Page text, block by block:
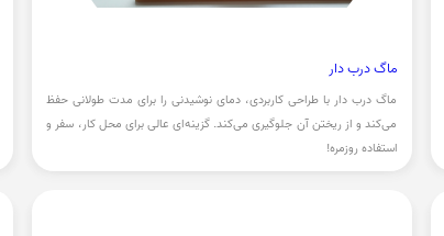
ماگ درب دار
ماگ درب دار با طراحی کاربردی، دمای نوشیدنی را برای مدت طولانی حفظ
می‌کند و از ریختن آن جلوگیری می‌کند. گزینه‌ای عالی برای محل کار، سفر و
استفاده روزمره!